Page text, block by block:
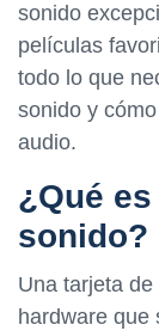
sonido
películas
todo lo que
sonido y
audio.
¿Qué
sonido?
Una tarjeta
hardware que